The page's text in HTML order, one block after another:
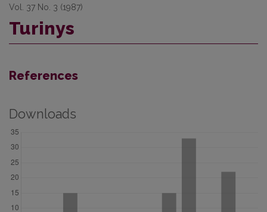
Vol. 37 No. 3 (1987)
Turinys
References
Downloads